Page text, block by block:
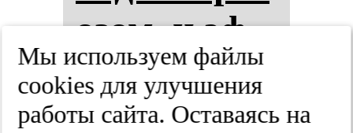
озом, и эф­
фек­тив­
ность ди­
Мы используем файлы
cооkies для улучшения
работы сайта. Оставаясь на